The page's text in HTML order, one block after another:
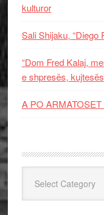
kulturor
Sali Shijaku, “Diego
“Dom Fred Kalaj,
e shpresës,
A PO